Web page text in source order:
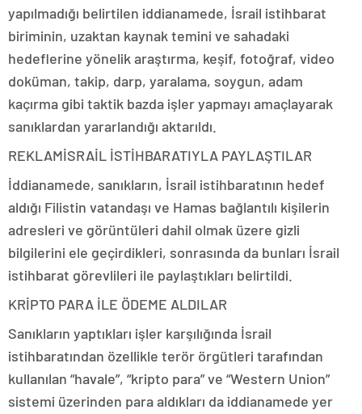
yapılmadığı belirtilen iddianamede, İsrail istihbarat
biriminin, uzaktan kaynak temini ve sahadaki
hedeflerine yönelik araştırma, keşif, fotoğraf, video
doküman, takip, darp, yaralama, soygun, adam
kaçırma gibi taktik bazda işler yapmayı amaçlayarak
sanıklardan yararlandığı aktarıldı.
REKLAMİSRAİL İSTİHBARATIYLA PAYLAŞTILAR
İddianamede, sanıkların, İsrail istihbaratının hedef
aldığı Filistin vatandaşı ve Hamas bağlantılı kişilerin
adresleri ve görüntüleri dahil olmak üzere gizli
bilgilerini ele geçirdikleri, sonrasında da bunları İsrail
istihbarat görevlileri ile paylaştıkları belirtildi.
KRİPTO PARA İLE ÖDEME ALDILAR
Sanıkların yaptıkları işler karşılığında İsrail
istihbaratından özellikle terör örgütleri tarafından
kullanılan “havale”, “kripto para” ve “Western Union”
sistemi üzerinden para aldıkları da iddianamede yer